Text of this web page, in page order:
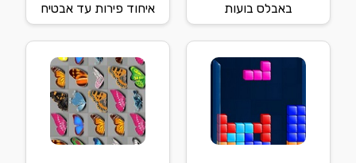
באבלס בועות איחוד פירות עד אבטיח